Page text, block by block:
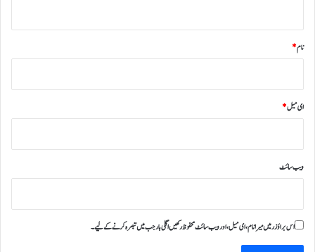
نام*
ای میل*
ویب‌ سائٹ
اس براؤزر میں میرا نام، ای میل، اور ویب سائٹ محفوظ رکھیں اگلی بار جب میں تبصرہ کرنے کےلیے۔